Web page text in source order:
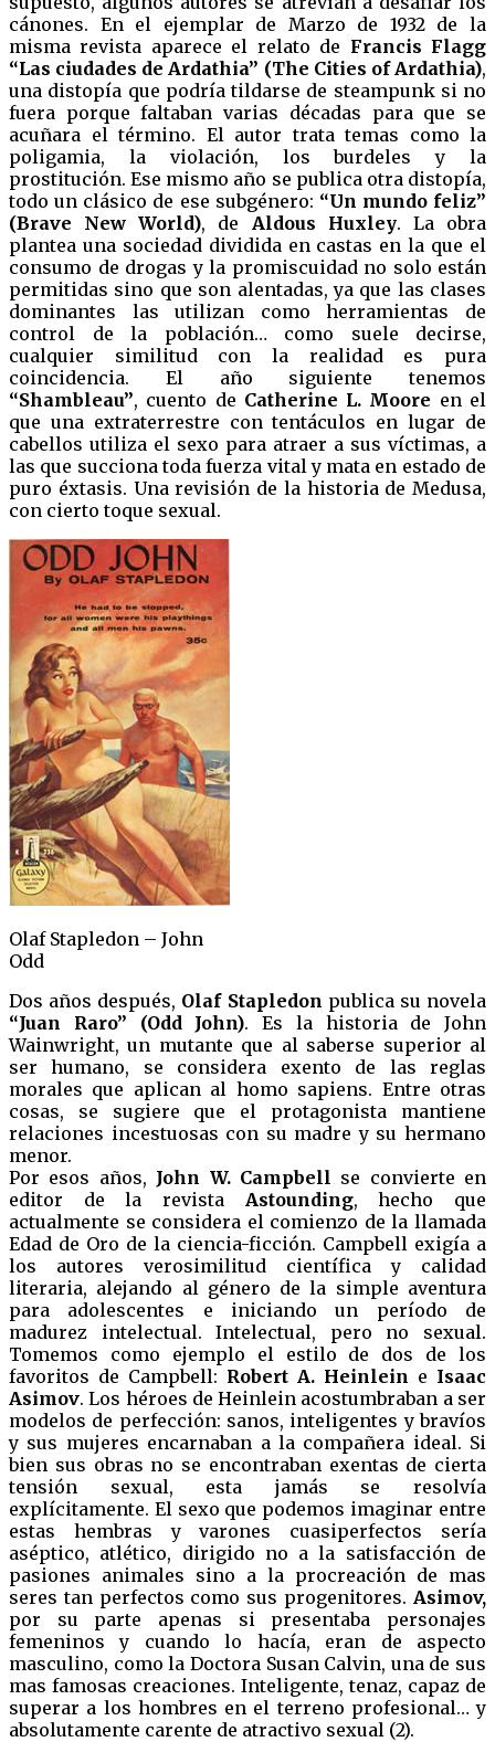
cánones. En el ejemplar de Marzo de 1932 de la
misma revista aparece el relato de Francis Flagg
“Las ciudades de Ardathia” (The Cities of Ardathia),
una distopía que podría tildarse de steampunk si no
fuera porque faltaban varias décadas para que se
acuñara el término. El autor trata temas como la
poligamia, la violación, los burdeles y la
prostitución. Ese mismo año se publica otra distopía,
todo un clásico de ese subgénero: “Un mundo feliz”
(Brave New World), de Aldous Huxley. La obra
plantea una sociedad dividida en castas en la que el
consumo de drogas y la promiscuidad no solo están
permitidas sino que son alentadas, ya que las clases
dominantes las utilizan como herramientas de
control de la población… como suele decirse,
cualquier similitud con la realidad es pura
coincidencia. El año siguiente tenemos
“Shambleau”, cuento de Catherine L. Moore en el
que una extraterrestre con tentáculos en lugar de
cabellos utiliza el sexo para atraer a sus víctimas, a
las que succiona toda fuerza vital y mata en estado de
puro éxtasis. Una revisión de la historia de Medusa,
con cierto toque sexual.
Olaf Stapledon – John
Odd
Dos años después, Olaf Stapledon publica su novela
“Juan Raro”
(Odd John). Es la historia de John
Wainwright, un mutante que al saberse superior al
ser humano, se considera exento de las reglas
morales que aplican al homo sapiens. Entre otras
cosas, se sugiere que el protagonista mantiene
relaciones incestuosas con su madre y su hermano
menor.
Por esos años, John W. Campbell se convierte en
editor de la revista Astounding, hecho que
actualmente se considera el comienzo de la llamada
Edad de Oro de la ciencia-ficción. Campbell exigía a
los autores verosimilitud científica y calidad
literaria, alejando al género de la simple aventura
para adolescentes e iniciando un período de
madurez intelectual. Intelectual, pero no sexual.
Tomemos como ejemplo el estilo de dos de los
favoritos de Campbell: Robert A. Heinlein e Isaac
Asimov. Los héroes de Heinlein acostumbraban a ser
modelos de perfección: sanos, inteligentes y bravíos
y sus mujeres encarnaban a la compañera ideal. Si
bien sus obras no se encontraban exentas de cierta
tensión sexual, esta jamás se resolvía
explícitamente. El sexo que podemos imaginar entre
estas hembras y varones cuasiperfectos sería
aséptico, atlético, dirigido no a la satisfacción de
pasiones animales sino a la procreación de mas
seres tan perfectos como sus progenitores. Asimov,
por su parte apenas si presentaba personajes
femeninos y cuando lo hacía, eran de aspecto
masculino, como la Doctora Susan Calvin, una de sus
mas famosas creaciones. Inteligente, tenaz, capaz de
superar a los hombres en el terreno profesional… y
absolutamente carente de atractivo sexual (2).